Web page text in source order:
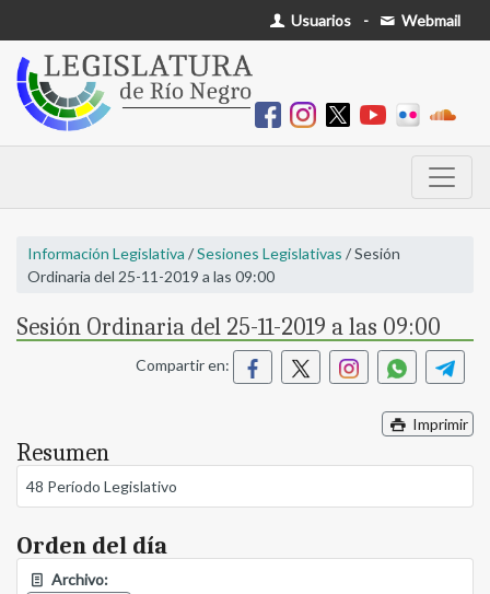
Usuarios - Webmail
Información Legislativa /Sesiones Legislativas / Sesión
Ordinaria del 25-11-2019 a las 09:00
Sesión Ordinaria del 25-11-2019 a las 09:00
Compartir en:
Imprimir
Resumen
48 Período Legislativo
Orden del día
Archivo: